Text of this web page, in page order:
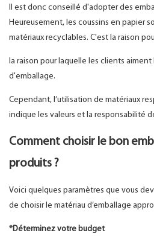
Il est donc conseillé d'adopter des
Heureusement, les coussins en papier
matériaux recyclables. C'est la raison
la raison pour laquelle les clients aiment
d'emballage.
Cependant, l’utilisation de matériaux
indique les valeurs et la responsabilité
Comment choisir le bon
produits ?
Voici quelques paramètres que vous
de choisir le matériau d’emballage
*Déterminez votre budget